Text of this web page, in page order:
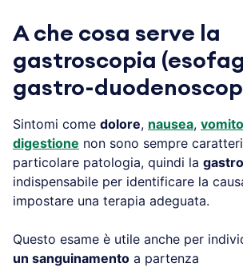
A che cosa serve la
gastroscopia
gastro-
Sintomi come dolore, nausea, vomito
digestione non sono sempre
particolare patologia, quindi la
indispensabile per identificare la
impostare una terapia adeguata.
Questo esame è utile anche per
un sanguinamento a partenza